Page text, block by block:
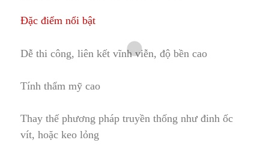
Đặc điểm nổi bật
Dễ thi công, liên kết vĩnh viễn, độ bền cao
Tính thẩm mỹ cao
Thay thế phương pháp truyền thống như đinh ốc
vít, hoặc keo lỏng